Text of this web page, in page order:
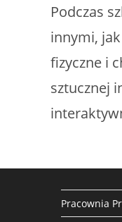
Podczas
innymi,
fizyczne i
sztucznej
Pracownia